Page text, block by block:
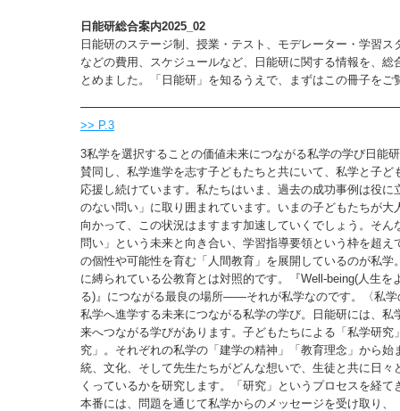
日能研総合案内2025_02
日能研のステージ制、授業・テスト、モデレーター・学習ス
などの費用、スケジュールなど、日能研に関する情報を、総
とめました。「日能研」を知るうえで、まずはこの冊子をご
>> P.3
3私学を選択することの価値未来につながる私学の学び日能
賛同し、私学進学を志す子どもたちと共にいて、私学と子ど
応援し続けています。私たちはいま、過去の成功事例は役に
のない問い」に取り囲まれています。いまの子どもたちが大
向かって、この状況はますます加速していくでしょう。そん
問い」という未来と向き合い、学習指導要領という枠を超え
の個性や可能性を育む「人間教育」を展開しているのが私学
に縛られている公教育とは対照的です。『Well-being(人生を
る)』につながる最良の場所——それが私学なのです。〈私学
私学へ進学する未来につながる私学の学び。日能研には、私
来へつながる学びがあります。子どもたちによる「私学研究
究」。それぞれの私学の「建学の精神」「教育理念」から始
統、文化、そして先生たちがどんな想いで、生徒と共に日々
くっているかを研究します。「研究」というプロセスを経て
本番には、問題を通じて私学からのメッセージを受け取り、